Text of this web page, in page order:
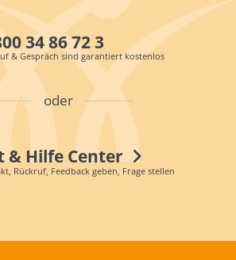
34 86 72 3
& Gespräch sind garantiert kostenlos
oder
& Hilfe Center
Rückruf, Feedback geben, Frage stellen